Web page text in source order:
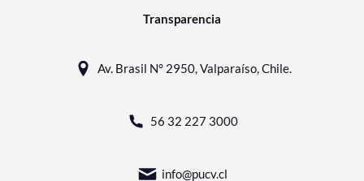
Transparencia
Av. Brasil N° 2950, Valparaíso, Chile.
56 32 227 3000
info@pucv.cl